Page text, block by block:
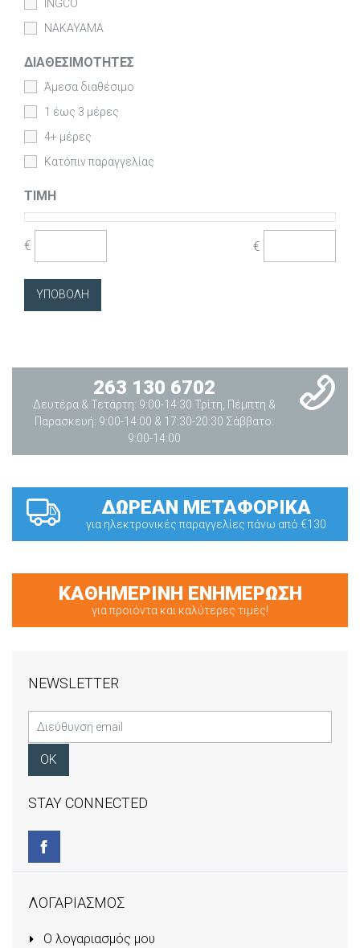
INGCO
NAKAYAMA
ΔΙΑΘΕΣΙΜΌΤΗΤΕΣ
Άμεσα διαθέσιμο
1 έως 3 μέρες
4+ μέρες
Κατόπιν παραγγελίας
ΤΙΜΉ
€ €
263 130 6702
Δευτέρα & Τετάρτη: 9:00-14:30 Τρίτη, Πέμπτη &
Παρασκευή: 9:00-14:00 & 17:30-20:30 Σάββατο:
9:00-14:00
ΔΩΡΕΑΝ ΜΕΤΑΦΟΡΙΚΑ
για ηλεκτρονικές παραγγελίες πάνω από €130
ΚΑΘΗΜΕΡΙΝΗ ΕΝΗΜΕΡΩΣΗ
για προϊόντα και καλύτερες τιμές!
NEWSLETTER
STAY CONNECTED
ΛΟΓΑΡΙΑΣΜΟΣ
Ο λογαριασμός μου